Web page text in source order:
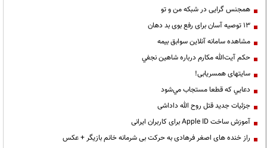
همجنس گرایی در شبکه من و تو
13 توصیه آسان برای رفع بوی بد دهان
مشاهده سامانه آنلاين سوابق بیمه
حكم آيت‌الله مكارم درباره شاهين نجفي
سایتهای همسریابی!
دعايي كه قطعا مستجاب مي‌شود
جزئیات جدید قتل روح الله داداشی
آموزش ساخت Apple ID برای کاربران ایرانی
راز خنده های اصغر فرهادی به حرکت بی شرمانه خانم بازیگر + عکس